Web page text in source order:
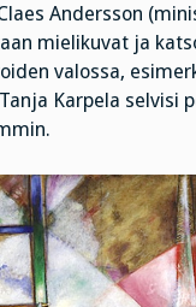
Andersson
mielikuvat ja
valossa,
Karpela selvisi